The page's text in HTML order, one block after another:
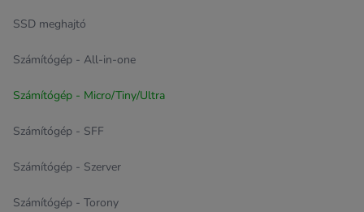
SSD meghajtó
Számítógép - All-in-one
Számítógép - Micro/Tiny/Ultra
Számítógép - SFF
Számítógép - Szerver
Számítógép - Torony